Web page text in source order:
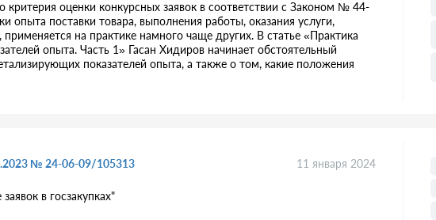
критерия оценки конкурсных заявок в соответствии с Законом № 44-
опыта поставки товара, выполнения работы, оказания услуги,
на практике намного чаще других. В статье «Практика
опыта. Часть 1» Гасан Хидиров начинает обстоятельный
показателей опыта, а также о том, какие положения
№ 24-06-09/105313 11 января 2024
в госзакупках"